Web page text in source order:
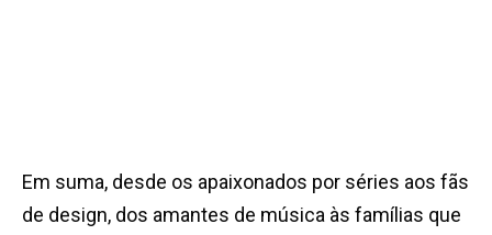
Em suma, desde os apaixonados por séries aos fãs
de design, dos amantes de música às famílias que